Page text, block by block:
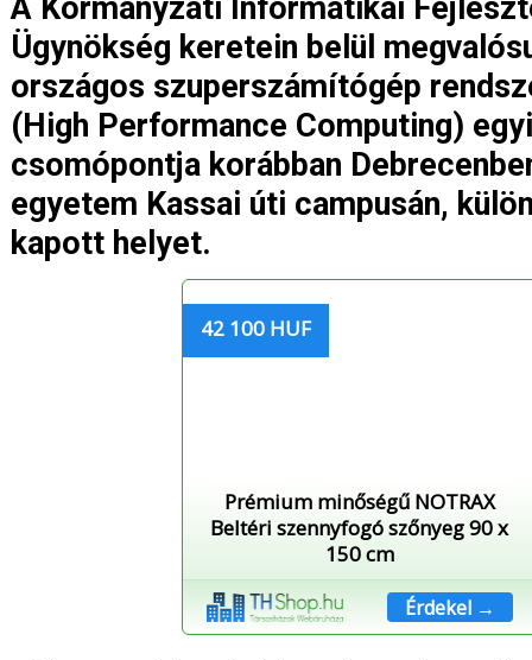
A Kormányzati Informatikai
Ügynökség keretein belül
országos szuperszámítógép
(High Performance Computing)
csomópontja korábban
egyetem Kassai úti campusán,
kapott helyet.
42 100 HUF
Prémium minőségű NOTRAX
Beltéri szennyfogó szőnyeg 90 x
150 cm
Érdekel →